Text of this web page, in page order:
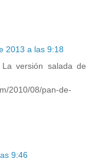
2013 a las 9:18
versión salada de
2010/08/pan-de-
9:46